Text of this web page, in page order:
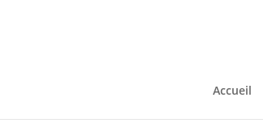
Accueil